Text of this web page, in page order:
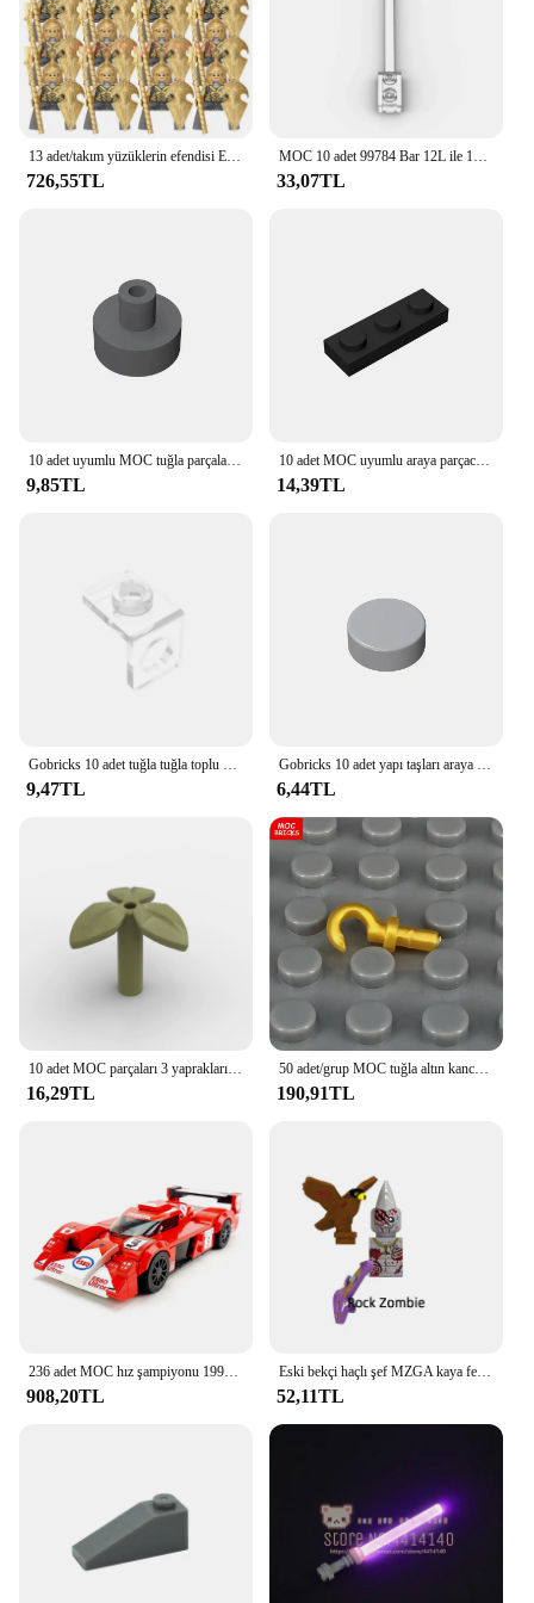
726,55TL 33,07TL
9,85TL
10 adet MOC uyumlu araya parçacıklar 3623 plaka 1X3 yapı taşları parçaları için DIY hikayesi eğitim hediye oyuncaklar
14,39TL
9,47TL 6,44TL
16,29TL
50 adet/grup MOC tuğla altın kanca el manipülatör aksiyon figürü monte eğitim yapı taşları DIY oyuncaklar çocuk çocuk hediyeler
190,91TL
236 adet MOC hız şampiyonu 1999 Le Mans 24 saat dayanıklılık yarışı araba modeli spor araba yapı taşları çocuk oyuncak hediye
908,20TL
Eski bekçi haçlı şef MZGA kaya felsefesi hızla katil zombi modeli blokları MOC tuğla Set hediyeler oyuncaklar N117-N124
52,11TL